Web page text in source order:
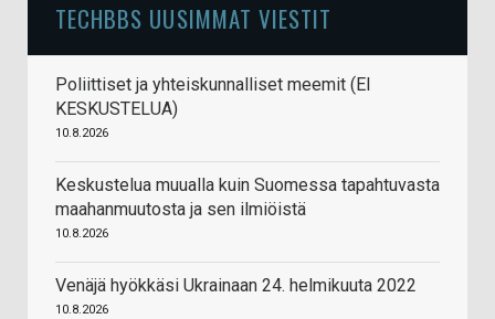
TECHBBS UUSIMMAT VIESTIT
Poliittiset ja yhteiskunnalliset meemit (EI
KESKUSTELUA)
10.8.2026
Keskustelua muualla kuin Suomessa tapahtuvasta
maahanmuutosta ja sen ilmiöistä
10.8.2026
Venäjä hyökkäsi Ukrainaan 24. helmikuuta 2022
10.8.2026